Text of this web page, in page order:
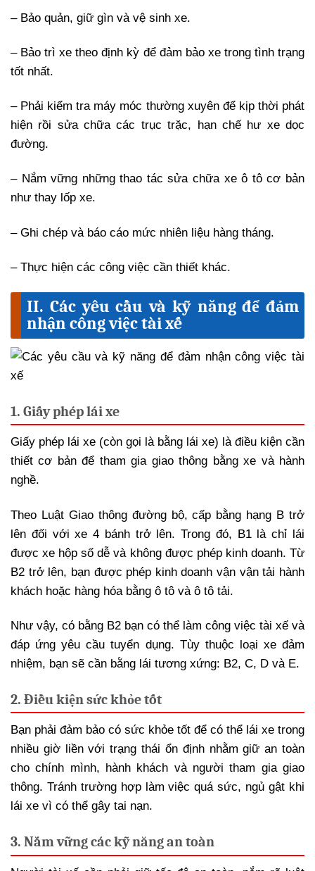
– Bảo quản, giữ gìn và vệ sinh xe.
– Bảo trì xe theo định kỳ để đảm bảo xe trong tình trạng
tốt nhất.
– Phải kiểm tra máy móc thường xuyên để kịp thời phát
hiện rồi sửa chữa các trục trặc, hạn chế hư xe dọc
đường.
– Nắm vững những thao tác sửa chữa xe ô tô cơ bản
như thay lốp xe.
– Ghi chép và báo cáo mức nhiên liệu hàng tháng.
– Thực hiện các công việc cần thiết khác.
II. Các yêu cầu và kỹ năng để đảm
nhận công việc tài xế
1. Giấy phép lái xe
Giấy phép lái xe (còn gọi là bằng lái xe) là điều kiện cần
thiết cơ bản để tham gia giao thông bằng xe và hành
nghề.
Theo Luật Giao thông đường bộ, cấp bằng hạng B trở
lên đối với xe 4 bánh trở lên. Trong đó, B1 là chỉ lái
được xe hộp số dễ và không được phép kinh doanh. Từ
B2 trở lên, bạn được phép kinh doanh vận vận tải hành
khách hoặc hàng hóa bằng ô tô và ô tô tải.
Như vậy, có bằng B2 bạn có thể làm công việc tài xế và
đáp ứng yêu cầu tuyển dụng. Tùy thuộc loại xe đảm
nhiệm, bạn sẽ cần bằng lái tương xứng: B2, C, D và E.
2. Điều kiện sức khỏe tốt
Bạn phải đảm bảo có sức khỏe tốt để có thể lái xe trong
nhiều giờ liền với trạng thái ổn định nhằm giữ an toàn
cho chính mình, hành khách và người tham gia giao
thông. Tránh trường hợp làm việc quá sức, ngủ gật khi
lái xe vì có thể gây tai nạn.
3. Nắm vững các kỹ năng an toàn